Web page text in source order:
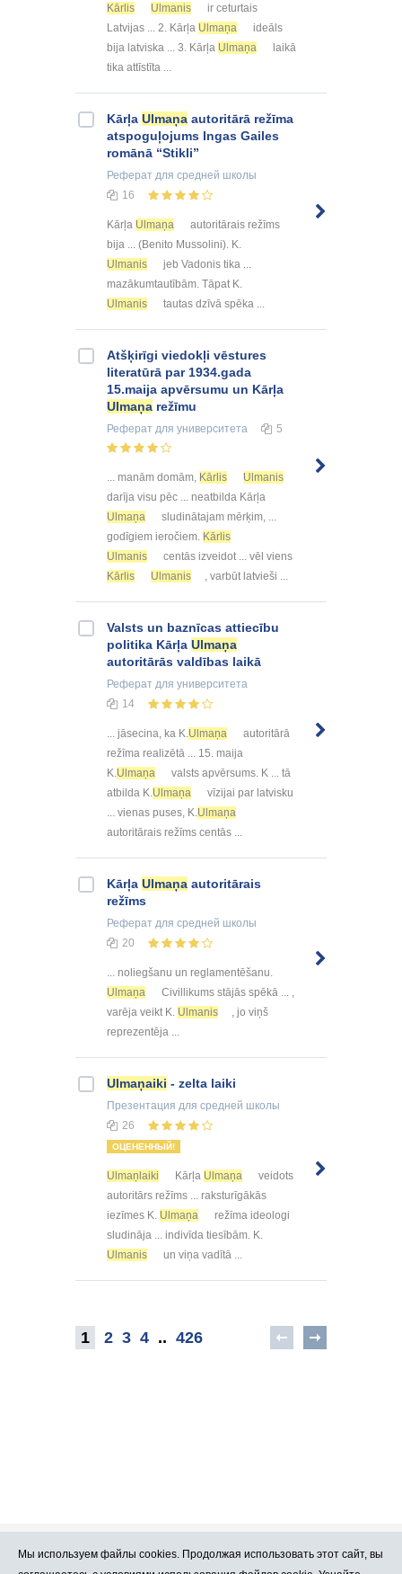
Kārlis
Ulmanis
ir ceturtais
Latvijas ... 2. Kārļa Ulmaņa
ideāls
bija latviska ... 3. Kārļa Ulmaņa
laikā
tika attīstīta ...
Kārļa Ulmaņa autoritārā režīma
atspoguļojums Ingas Gailes
romānā “Stikli”
Реферат для средней школы
16
Kārļa Ulmaņa
autoritārais režīms
bija ... (Benito Mussolini). K.
Ulmanis
jeb Vadonis tika ...
mazākumtautībām. Tāpat K.
Ulmanis
tautas dzīvā spēka ...
Atšķirīgi viedokļi vēstures
literatūrā par 1934.gada
15.maija apvērsumu un Kārļa
Ulmaņa režīmu
Реферат для университета 5
... manām domām, Kārlis
Ulmanis
darīja visu pēc ... neatbilda Kārļa
Ulmaņa
sludinātajam mērķim, ...
godīgiem ieročiem. Kārlis
Ulmanis
centās izveidot ... vēl viens
Kārlis
Ulmanis , varbūt latvieši ...
Valsts un baznīcas attiecību
politika Kārļa Ulmaņa
autoritārās valdības laikā
Реферат для университета
14
... jāsecina, ka K.Ulmaņa
autoritārā
režīma realizētā ... 15. maija
K.Ulmaņa
valsts apvērsums. K ... tā
atbilda K.Ulmaņa
vīzijai par latvisku
... vienas puses, K.Ulmaņa
autoritārais režīms centās ...
Kārļa Ulmaņa autoritārais
režīms
Реферат для средней школы
20
... noliegšanu un reglamentēšanu.
Ulmaņa
Civillikums stājās spēkā ... ,
varēja veikt K. Ulmanis
, jo viņš
reprezentēja ...
Ulmaņaiki - zelta laiki
Презентация для средней школы
26
ОЦЕНЕННЫЙ!
Ulmaņlaiki Kārļa Ulmaņa
veidots
autoritārs režīms ... raksturīgākās
iezīmes K. Ulmaņa
režīma ideologi
sludināja ... indivīda tiesībām. K.
Ulmanis
un viņa vadītā ...
1 2 3 4 .. 426
Про Atlants.lv Реклама
Мы используем файлы cookies. Продолжая использовать этот сайт, вы